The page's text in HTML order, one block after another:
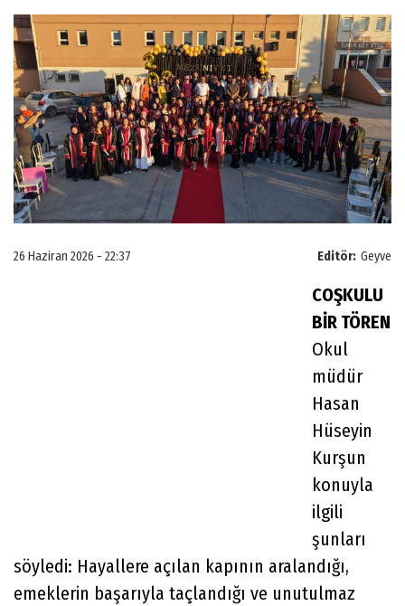
Editör: Geyve
26 Haziran 2026 - 22:37
COŞKULU
BİR TÖREN
Okul
müdür
Hasan
Hüseyin
Kurşun
konuyla
ilgili
şunları
söyledi: Hayallere açılan kapının aralandığı,
emeklerin başarıyla taçlandığı ve unutulmaz